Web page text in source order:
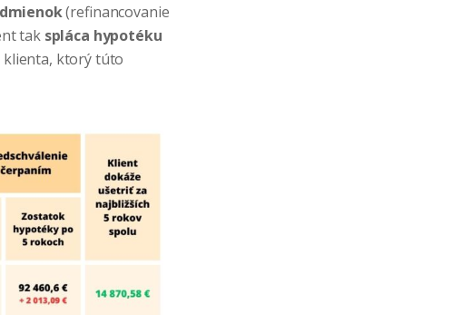
(refinancovanie
tak spláca hypotéku
klienta, ktorý túto